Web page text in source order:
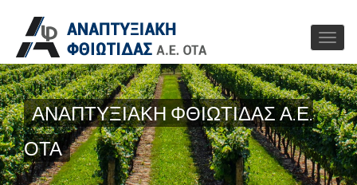
ΑΝΑΠΤΥΞΙΑΚΗ ΦΘΙΩΤΙΔΑΣ Α.Ε.
ΟΤΑ